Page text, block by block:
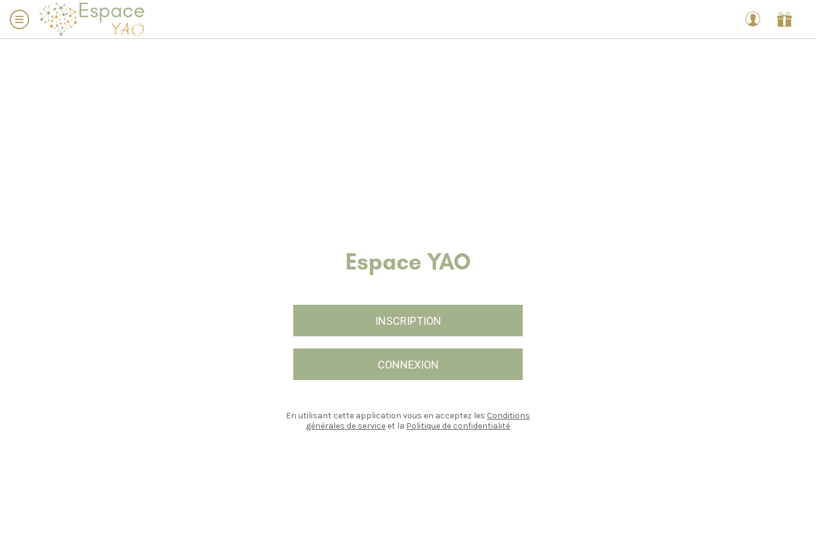
Espace YAO
INSCRIPTION
CONNEXION
En utilisant cette application vous en acceptez les Conditions
générales de service et la Politique de confidentialité